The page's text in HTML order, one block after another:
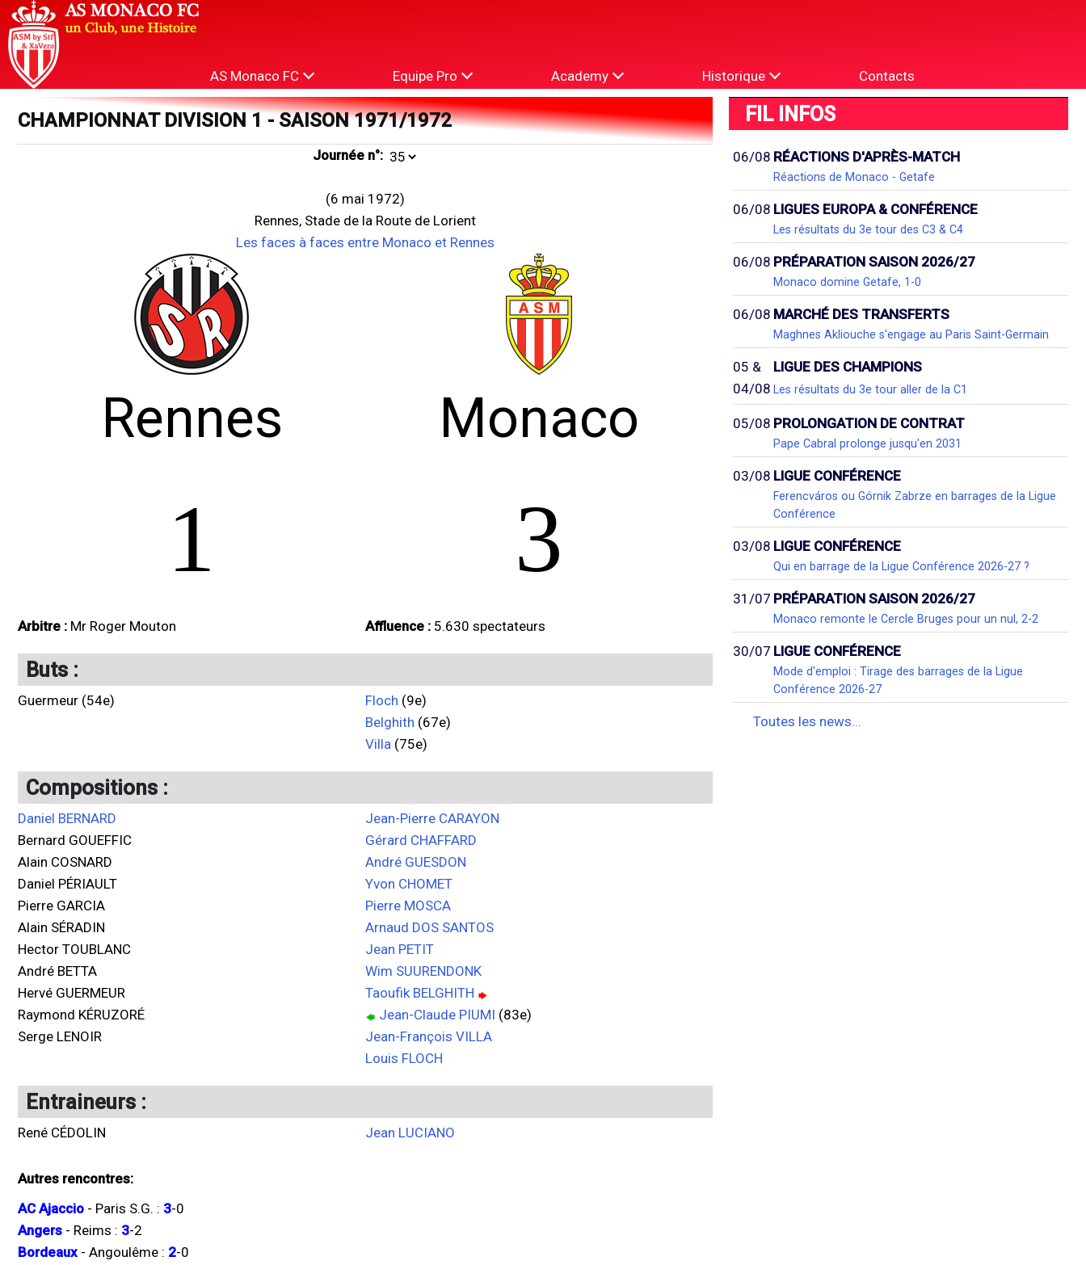
AS Monaco FC Equipe Pro Academy Historique Contacts
CHAMPIONNAT DIVISION 1 - SAISON 1971/1972
Journée n°:
(6 mai 1972)
Rennes, Stade de la Route de Lorient
Les faces à faces entre Monaco et Rennes
Rennes Monaco
1 3
Arbitre : Mr Roger Mouton Affluence : 5.630 spectateurs
Buts :
Guermeur (54e) Floch (9e)
Belghith (67e)
Villa (75e)
Compositions :
Daniel BERNARD
Bernard GOUEFFIC
Alain COSNARD
Daniel PÉRIAULT
Pierre GARCIA
Alain SÉRADIN
Hector TOUBLANC
André BETTA
Hervé GUERMEUR
Raymond KÉRUZORÉ
Serge LENOIR
Jean-Pierre CARAYON
Gérard CHAFFARD
André GUESDON
Yvon CHOMET
Pierre MOSCA
Arnaud DOS SANTOS
Jean PETIT
Wim SUURENDONK
Taoufik BELGHITH
Jean-Claude PIUMI (83e)
Jean-François VILLA
Louis FLOCH
Entraineurs :
René CÉDOLIN Jean LUCIANO
Autres rencontres:
AC Ajaccio - Paris S.G. : 3-0
Angers - Reims : 3-2
Bordeaux - Angoulême : 2-0
FIL INFOS
06/08 RÉACTIONS D'APRÈS-MATCH
Réactions de Monaco - Getafe
06/08 LIGUES EUROPA & CONFÉRENCE
Les résultats du 3e tour des C3 & C4
06/08 PRÉPARATION SAISON 2026/27
Monaco domine Getafe, 1-0
06/08 MARCHÉ DES TRANSFERTS
Maghnes Akliouche s'engage au Paris Saint-Germain
05 &
04/08
LIGUE DES CHAMPIONS
Les résultats du 3e tour aller de la C1
05/08 PROLONGATION DE CONTRAT
Pape Cabral prolonge jusqu'en 2031
03/08 LIGUE CONFÉRENCE
Ferencváros ou Górnik Zabrze en barrages de la Ligue
Conférence
03/08 LIGUE CONFÉRENCE
Qui en barrage de la Ligue Conférence 2026-27 ?
31/07 PRÉPARATION SAISON 2026/27
Monaco remonte le Cercle Bruges pour un nul, 2-2
30/07 LIGUE CONFÉRENCE
Mode d'emploi : Tirage des barrages de la Ligue
Conférence 2026-27
Toutes les news...